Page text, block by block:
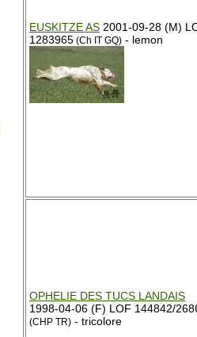
EUSKITZE AS 2001-09-28 (M)
1283965 (Ch IT GQ) - lemon
OPHELIE DES TUCS LANDAIS
1998-04-06 (F) LOF 144842/
(CHP TR) - tricolore